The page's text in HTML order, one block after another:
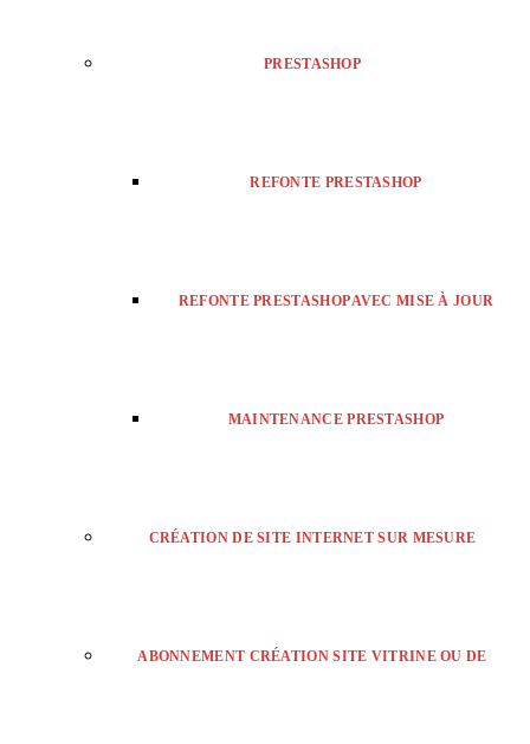
PRESTASHOP
REFONTE PRESTASHOP
REFONTE PRESTASHOP AVEC MISE À JOUR
MAINTENANCE PRESTASHOP
CRÉATION DE SITE INTERNET SUR MESURE
ABONNEMENT CRÉATION SITE VITRINE OU DE